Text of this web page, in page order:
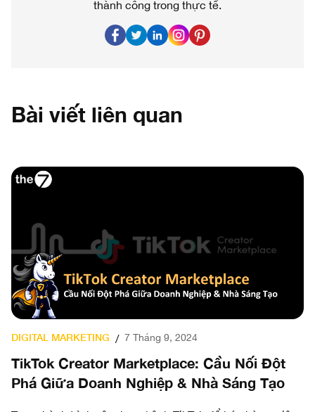
thành công trong thực tế.
Bài viết liên quan
TIKTOK MARKETING / 8 Tháng 5, 2024
Hướng dẫn cách chạy quảng cáo Tiktok cơ
bản cho người mới